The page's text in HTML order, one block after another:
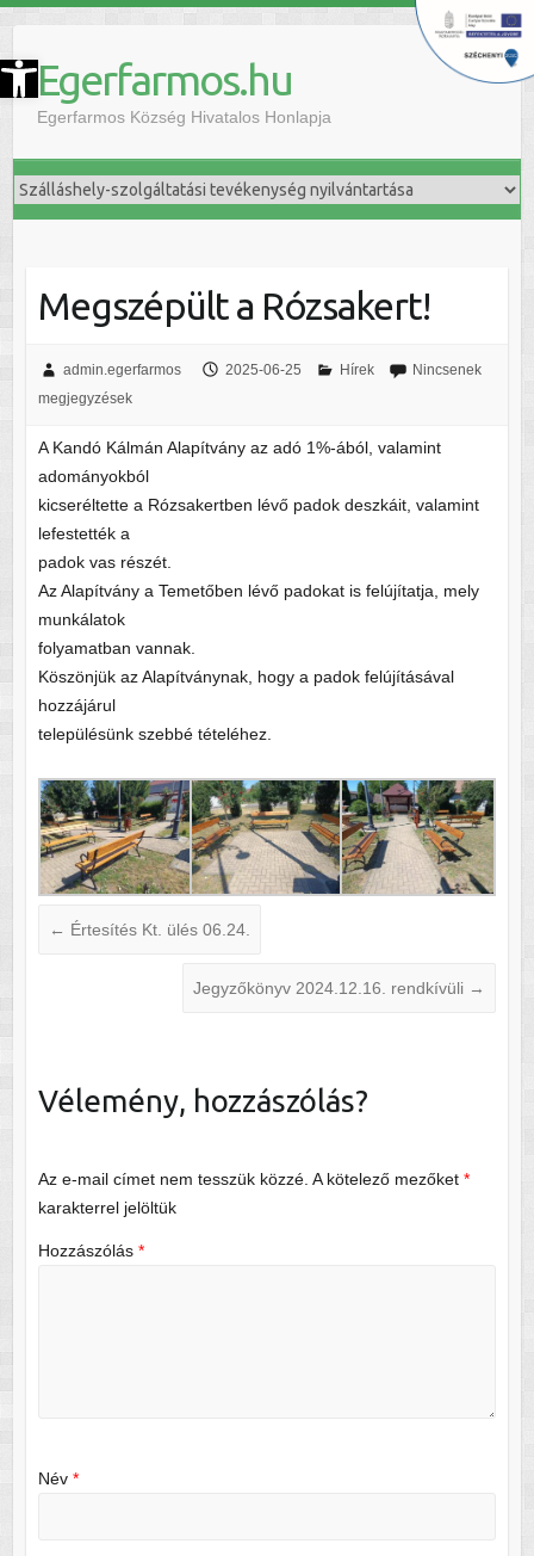
Eszköztár megnyitása Egerfarmos.hu
Egerfarmos Község Hivatalos Honlapja
Megszépült a Rózsakert!
admin.egerfarmos 2025-06-25 Hírek
Nincsenek
megjegyzések
A Kandó Kálmán Alapítvány az adó 1%-ából, valamint
adományokból
kicseréltette a Rózsakertben lévő padok deszkáit, valamint
lefestették a
padok vas részét.
Az Alapítvány a Temetőben lévő padokat is felújítatja, mely
munkálatok
folyamatban vannak.
Köszönjük az Alapítványnak, hogy a padok felújításával
hozzájárul
településünk szebbé tételéhez.
← Értesítés Kt. ülés 06.24.
Jegyzőkönyv 2024.12.16. rendkívüli →
Vélemény, hozzászólás?
Az e-mail címet nem tesszük közzé. A kötelező mezőket *
karakterrel jelöltük
Hozzászólás *
Név *